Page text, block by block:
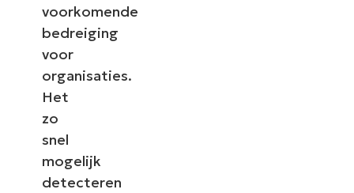
voorkomende
bedreiging
voor
organisaties.
Het
zo
snel
mogelijk
detecteren